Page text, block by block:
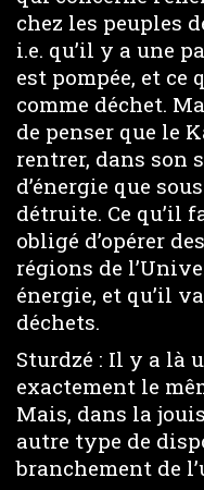
chez les peuples
i.e. qu’il y a une
est pompée, et ce
comme déchet.
de penser que le
rentrer, dans son
d’énergie que
détruite. Ce qu’il
obligé d’opérer
régions de
énergie, et qu’il
déchets.
Sturdzé : Il y a là
exactement le
Mais, dans la
autre type de
branchement de